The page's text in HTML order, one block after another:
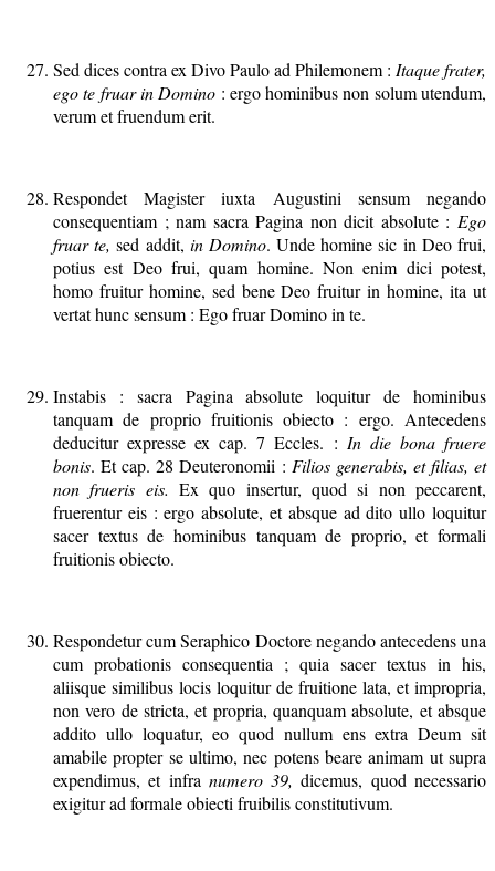
Sed dices contra ex Divo Paulo ad Philemonem : Itaque frater,
ego te fruar in Domino : ergo hominibus non solum utendum,
verum et fruendum erit.
Respondet Magister iuxta Augustini sensum negando
consequentiam ; nam sacra Pagina non dicit absolute : Ego
fruar te, sed addit, in Domino. Unde homine sic in Deo frui,
potius est Deo frui, quam homine. Non enim dici potest,
homo fruitur homine, sed bene Deo fruitur in homine, ita ut
vertat hunc sensum : Ego fruar Domino in te.
Instabis : sacra Pagina absolute loquitur de hominibus
tanquam de proprio fruitionis obiecto : ergo. Antecedens
deducitur expresse ex cap. 7 Eccles. : In die bona fruere
bonis. Et cap. 28 Deuteronomii : Filios generabis, et filias, et
non frueris eis. Ex quo insertur, quod si non peccarent,
fruerentur eis : ergo absolute, et absque ad dito ullo loquitur
sacer textus de hominibus tanquam de proprio, et formali
fruitionis obiecto.
Respondetur cum Seraphico Doctore negando antecedens una
cum probationis consequentia ; quia sacer textus in his,
aliisque similibus locis loquitur de fruitione lata, et impropria,
non vero de stricta, et propria, quanquam absolute, et absque
addito ullo loquatur, eo quod nullum ens extra Deum sit
amabile propter se ultimo, nec potens beare animam ut supra
expendimus, et infra numero 39, dicemus, quod necessario
exigitur ad formale obiecti fruibilis constitutivum.